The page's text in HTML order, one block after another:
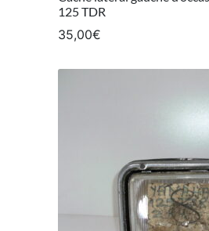
125 TDR
35,00€